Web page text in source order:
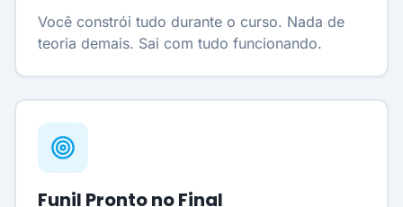
Você constrói tudo durante o curso. Nada de
teoria demais. Sai com tudo funcionando.
Funil Pronto no Final